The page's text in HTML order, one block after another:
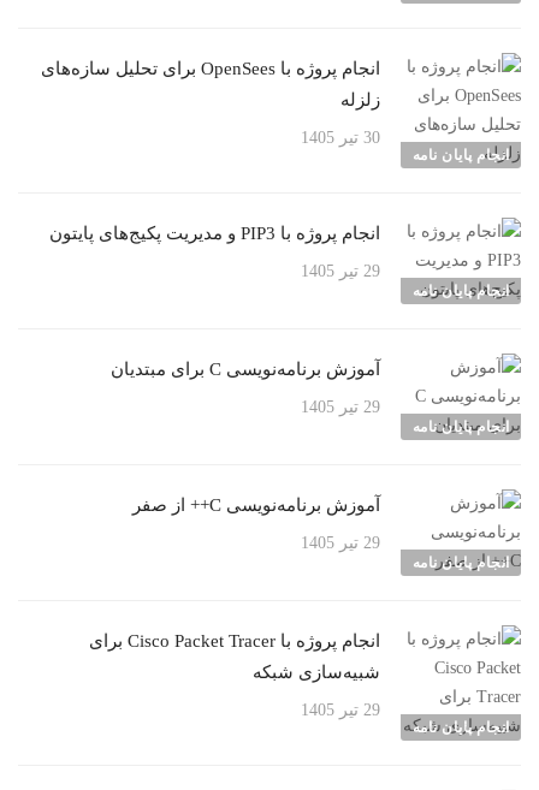
انجام پایان نامه
انجام پروژه با OpenSees برای تحلیل سازه‌های
زلزله
30 تیر 1405
انجام پایان نامه
انجام پروژه با PIP3 و مدیریت پکیج‌های پایتون
29 تیر 1405
انجام پایان نامه
آموزش برنامه‌نویسی C برای مبتدیان
29 تیر 1405
انجام پایان نامه
آموزش برنامه‌نویسی C++ از صفر
29 تیر 1405
انجام پایان نامه
انجام پروژه با Cisco Packet Tracer برای
شبیه‌سازی شبکه
29 تیر 1405